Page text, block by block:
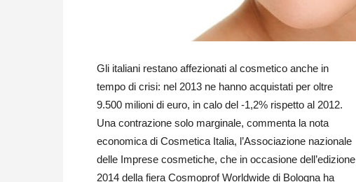
Gli italiani restano affezionati al cosmetico anche in
tempo di crisi: nel 2013 ne hanno acquistati per oltre
9.500 milioni di euro, in calo del -1,2% rispetto al 2012.
Una contrazione solo marginale, commenta la nota
economica di Cosmetica Italia, l’Associazione nazionale
delle Imprese cosmetiche, che in occasione dell’edizione
2014 della fiera Cosmoprof Worldwide di Bologna ha